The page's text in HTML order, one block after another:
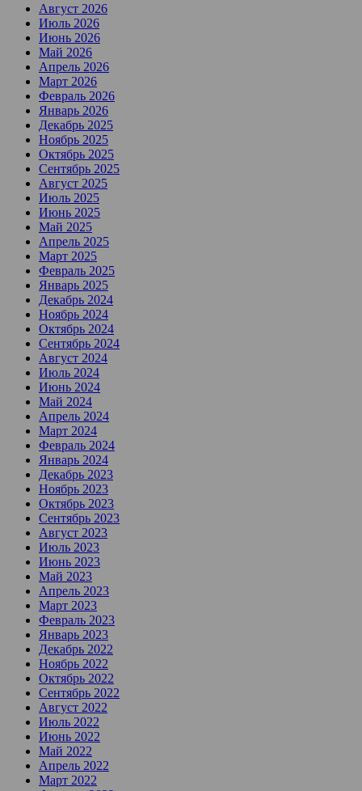
Август 2026
Июль 2026
Июнь 2026
Май 2026
Апрель 2026
Март 2026
Февраль 2026
Январь 2026
Декабрь 2025
Ноябрь 2025
Октябрь 2025
Сентябрь 2025
Август 2025
Июль 2025
Июнь 2025
Май 2025
Апрель 2025
Март 2025
Февраль 2025
Январь 2025
Декабрь 2024
Ноябрь 2024
Октябрь 2024
Сентябрь 2024
Август 2024
Июль 2024
Июнь 2024
Май 2024
Апрель 2024
Март 2024
Февраль 2024
Январь 2024
Декабрь 2023
Ноябрь 2023
Октябрь 2023
Сентябрь 2023
Август 2023
Июль 2023
Июнь 2023
Май 2023
Апрель 2023
Март 2023
Февраль 2023
Январь 2023
Декабрь 2022
Ноябрь 2022
Октябрь 2022
Сентябрь 2022
Август 2022
Июль 2022
Июнь 2022
Май 2022
Апрель 2022
Март 2022